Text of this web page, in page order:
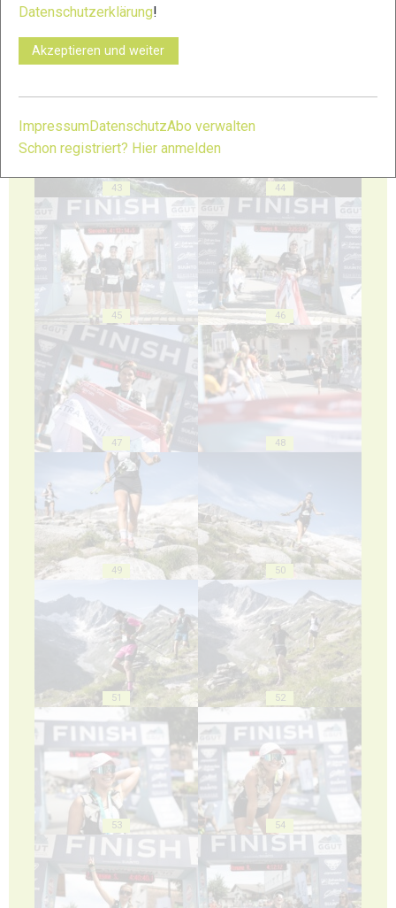
43 44
45 46
47 48
49 50
51 52
53 54
Datenschutzerklärung!
Akzeptieren und weiter
ImpressumDatenschutzAbo verwalten
Schon registriert? Hier anmelden